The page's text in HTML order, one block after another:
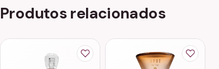
Produtos relacionados